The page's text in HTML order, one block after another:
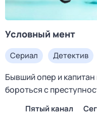
Условный мент
Сериал Детектив
Бывший опер и
бороться с
Пятый канал